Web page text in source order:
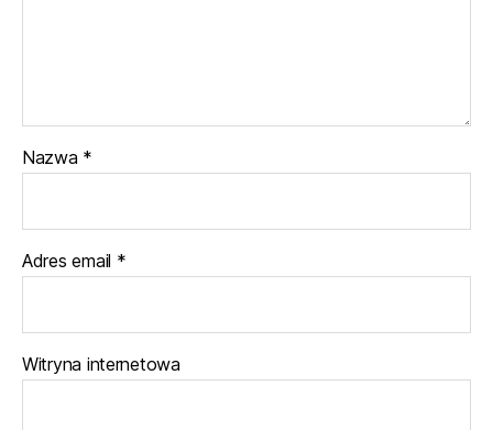
Nazwa *
Adres email *
Witryna internetowa